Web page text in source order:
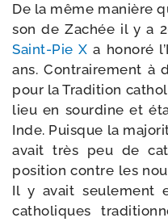
De la même manière
son de Zachée il y a
Saint-​Pie X a hono­ré
ans. Contrairement à
pour la Tradition
lieu en sour­dine et
Inde. Puisque la
avait très peu de
posi­tion contre les
Il y avait seule­ment
catho­liques